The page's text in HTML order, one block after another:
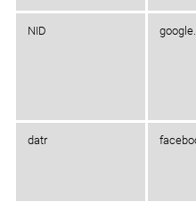
NID
datr